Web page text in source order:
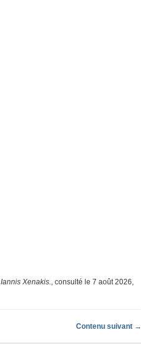
Xenakis., consulté le 7 août 2026,
Contenu suivant →